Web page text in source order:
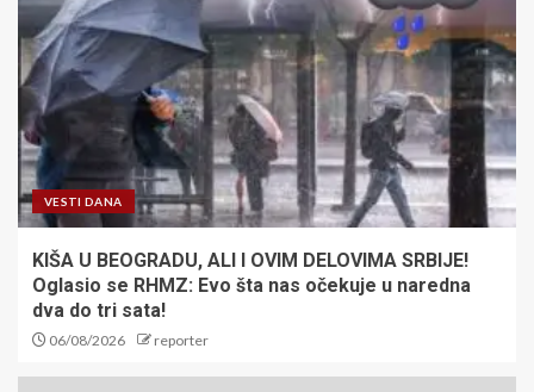
VESTI DANA
KIŠA U BEOGRADU, ALI I OVIM DELOVIMA SRBIJE!
Oglasio se RHMZ: Evo šta nas očekuje u naredna
dva do tri sata!
06/08/2026 reporter